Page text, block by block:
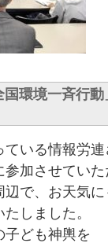
環境一斉行
いる情報労
参加させてい
で、お天気
しました。
子ども神輿を